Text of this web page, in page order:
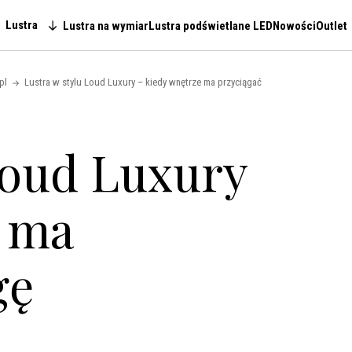
Main navigation
Lustra Lustra na wymiarLustra podświetlane LEDNowościOutlet
Lustra w stylu Loud Luxury – kiedy wnętrze ma przyciągać
Luxury